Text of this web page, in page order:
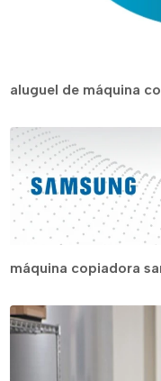
aluguel de máquina
máquina copiadora